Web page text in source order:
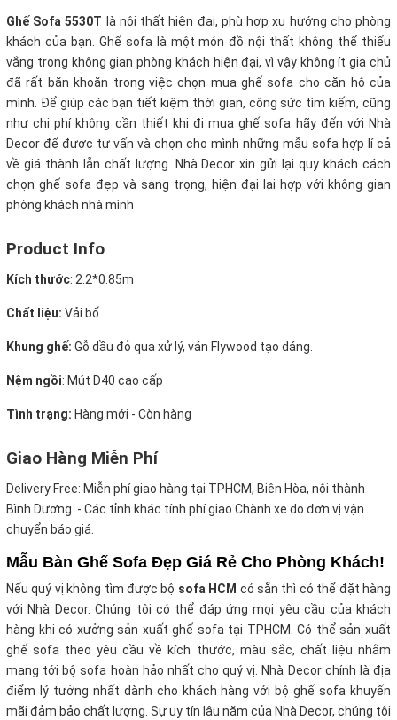
Ghế Sofa 5530T là nội thất hiện đại, phù hợp xu hướng cho phòng
khách của bạn. Ghế sofa là một món đồ nội thất không thể thiếu
vắng trong không gian phòng khách hiện đại, vì vậy không ít gia chủ
đã rất băn khoăn trong việc chọn mua ghế sofa cho căn hộ của
mình. Để giúp các bạn tiết kiệm thời gian, công sức tìm kiếm, cũng
như chi phí không cần thiết khi đi mua ghế sofa hãy đến với Nhà
Decor để được tư vấn và chọn cho mình những mẫu sofa hợp lí cả
về giá thành lẫn chất lượng. Nhà Decor xin gửi lại quy khách cách
chọn ghế sofa đẹp và sang trọng, hiện đại lại hợp với không gian
phòng khách nhà mình
Product Info
Kích thước: 2.2*0.85m
Chất liệu: Vải bố.
Khung ghế: Gỗ dầu đỏ qua xử lý, ván Flywood tạo dáng.
Nệm ngồi: Mút D40 cao cấp
Tình trạng: Hàng mới - Còn hàng
Giao Hàng Miễn Phí
Delivery Free: Miễn phí giao hàng tại TPHCM, Biên Hòa, nội thành
Bình Dương. - Các tỉnh khác tính phí giao Chành xe do đơn vị vận
chuyển báo giá.
Mẫu Bàn Ghế Sofa Đẹp Giá Rẻ Cho Phòng Khách!
Nếu quý vị không tìm được bộ sofa HCM có sẵn thì có thể đặt hàng
với Nhà Decor. Chúng tôi có thể đáp ứng mọi yêu cầu của khách
hàng khi có xưởng sản xuất ghế sofa tại TPHCM. Có thể sản xuất
ghế sofa theo yêu cầu về kích thước, màu sắc, chất liệu nhằm
mang tới bộ sofa hoàn hảo nhất cho quý vị. Nhà Decor chính là địa
điểm lý tưởng nhất dành cho khách hàng với bộ ghế sofa khuyến
mãi đảm bảo chất lượng. Sự uy tín lâu năm của Nhà Decor, chúng tôi